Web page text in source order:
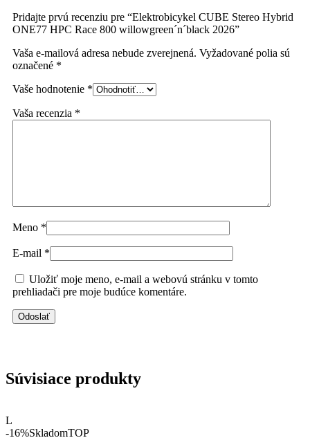
Pridajte prvú recenziu pre “Elektrobicykel CUBE Stereo Hybrid
ONE77 HPC Race 800 willowgreen´n´black 2026”
Vaša e-mailová adresa nebude zverejnená. Vyžadované polia sú
označené *
Vaše hodnotenie *
Vaša recenzia *
Meno *
E-mail *
Uložiť moje meno, e-mail a webovú stránku v tomto
prehliadači pre moje budúce komentáre.
Súvisiace produkty
L
-16%SkladomTOP